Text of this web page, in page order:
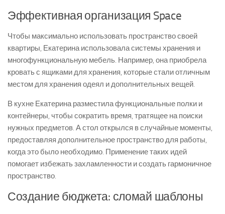
Эффективная организация Space
Чтобы максимально использовать пространство своей
квартиры, Екатерина использовала системы хранения и
многофункциональную мебель. Например, она приобрела
кровать с ящиками для хранения, которые стали отличным
местом для хранения одеял и дополнительных вещей.
В кухне Екатерина разместила функциональные полки и
контейнеры, чтобы сократить время, тратящее на поиски
нужных предметов. А стол открылся в случайные моменты,
предоставляя дополнительное пространство для работы,
когда это было необходимо. Применение таких идей
помогает избежать захламленности и создать гармоничное
пространство.
Создание бюджета: сломай шаблоны